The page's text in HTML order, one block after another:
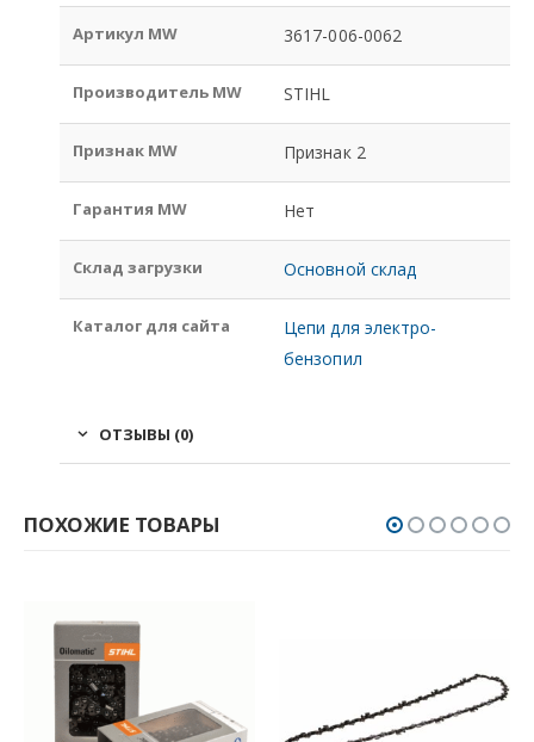
Артикул MW 3617-006-0062
Производитель MW STIHL
Признак MW Признак 2
Гарантия MW Нет
Склад загрузки Основной склад
Каталог для сайта
Цепи для электро-
бензопил
ОТЗЫВЫ (0)
ПОХОЖИЕ ТОВАРЫ